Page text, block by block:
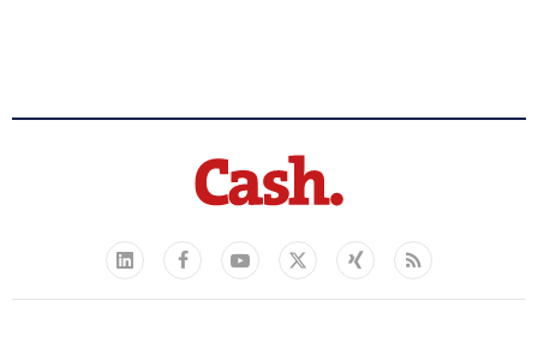
LinkedIn
FacebookYouTube
X
Xing Feed